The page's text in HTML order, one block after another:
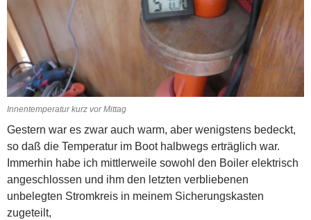
Innentemperatur kurz vor Mittag
Gestern war es zwar auch warm, aber wenigstens bedeckt,
so daß die Temperatur im Boot halbwegs erträglich war.
Immerhin habe ich mittlerweile sowohl den Boiler elektrisch
angeschlossen und ihm den letzten verbliebenen
unbelegten Stromkreis in meinem Sicherungskasten
zugeteilt,